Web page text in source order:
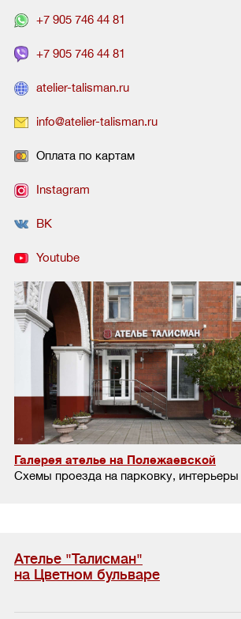
+7 905 746 44 81
+7 905 746 44 81
atelier-talisman.ru
info@atelier-talisman.ru
Оплата по картам
Instagram
ВК
Youtube
Галерея ателье на Полежаевской
Схемы проезда на парковку, интерьеры
Ателье "Талисман"
на Цветном бульваре